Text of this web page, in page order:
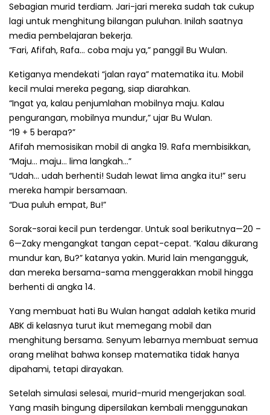
Sebagian murid terdiam. Jari-jari mereka sudah tak cukup
lagi untuk menghitung bilangan puluhan. Inilah saatnya
media pembelajaran bekerja.
“Fari, Afifah, Rafa… coba maju ya,” panggil Bu Wulan.
Ketiganya mendekati “jalan raya” matematika itu. Mobil
kecil mulai mereka pegang, siap diarahkan.
“Ingat ya, kalau penjumlahan mobilnya maju. Kalau
pengurangan, mobilnya mundur,” ujar Bu Wulan.
“19 + 5 berapa?”
Afifah memosisikan mobil di angka 19. Rafa membisikkan,
“Maju… maju… lima langkah…”
“Udah… udah berhenti! Sudah lewat lima angka itu!” seru
mereka hampir bersamaan.
“Dua puluh empat, Bu!”
Sorak-sorai kecil pun terdengar. Untuk soal berikutnya—20 –
6—Zaky mengangkat tangan cepat-cepat. “Kalau dikurang
mundur kan, Bu?” katanya yakin. Murid lain mengangguk,
dan mereka bersama-sama menggerakkan mobil hingga
berhenti di angka 14.
Yang membuat hati Bu Wulan hangat adalah ketika murid
ABK di kelasnya turut ikut memegang mobil dan
menghitung bersama. Senyum lebarnya membuat semua
orang melihat bahwa konsep matematika tidak hanya
dipahami, tetapi dirayakan.
Setelah simulasi selesai, murid-murid mengerjakan soal.
Yang masih bingung dipersilakan kembali menggunakan